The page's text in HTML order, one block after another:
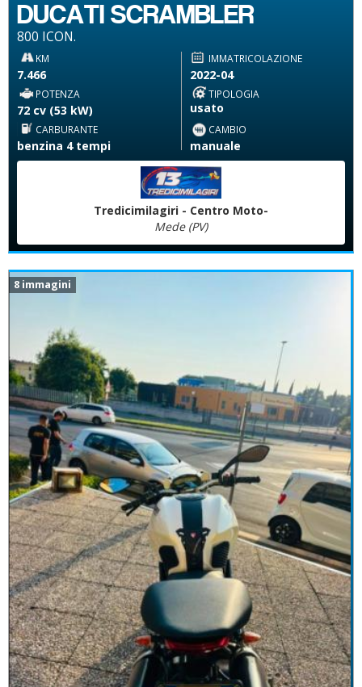
DUCATI SCRAMBLER
800 ICON.
KM
7.466
IMMATRICOLAZIONE
2022-04
POTENZA
72 cv (53 kW)
TIPOLOGIA
usato
CARBURANTE
benzina 4 tempi
CAMBIO
manuale
Tredicimilagiri - Centro Moto-
Mede (PV)
8 immagini